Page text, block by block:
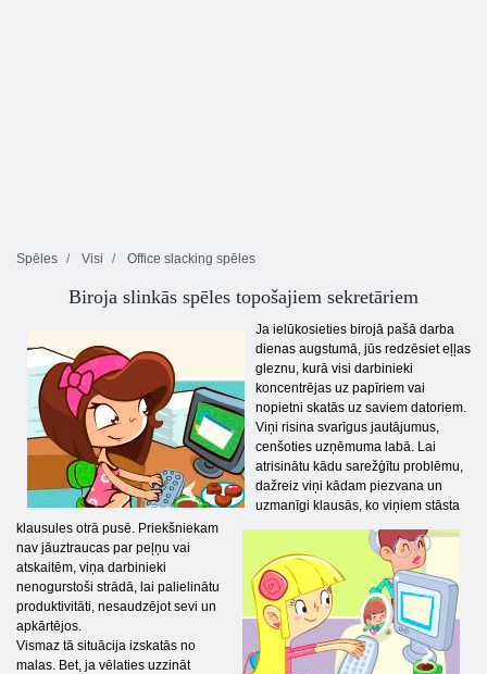
Spēles Visi Office slacking spēles
Biroja slinkās spēles topošajiem sekretāriem
Ja ielūkosieties birojā pašā darba
dienas augstumā, jūs redzēsiet eļļas
gleznu, kurā visi darbinieki
koncentrējas uz papīriem vai
nopietni skatās uz saviem datoriem.
Viņi risina svarīgus jautājumus,
cenšoties uzņēmuma labā. Lai
atrisinātu kādu sarežģītu problēmu,
dažreiz viņi kādam piezvana un
uzmanīgi klausās, ko viņiem stāsta
klausules otrā pusē. Priekšniekam
nav jāuztraucas par peļņu vai
atskaitēm, viņa darbinieki
nenogurstoši strādā, lai palielinātu
produktivitāti, nesaudzējot sevi un
apkārtējos.
Vismaz tā situācija izskatās no
malas. Bet, ja vēlaties uzzināt